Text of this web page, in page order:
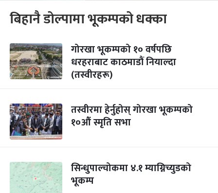
बिहानै डोल्पामा भूकम्पको धक्का
गोरखा भूकम्पको १० वर्षपछि
धरहराबाट काठमाडौं नियाल्दा
(तस्वीरहरू)
तस्वीरमा हेर्नुहोस् गोरखा भूकम्पको
१०औं स्मृति सभा
सिन्धुपाल्चोकमा ४.१ म्याग्निच्युडको
भूकम्प